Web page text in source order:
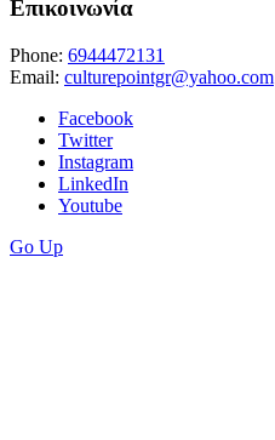
Επικοινωνία
Phone: 6944472131
Email: culturepointgr@yahoo.com
Facebook
Twitter
Instagram
LinkedIn
Youtube
Go Up